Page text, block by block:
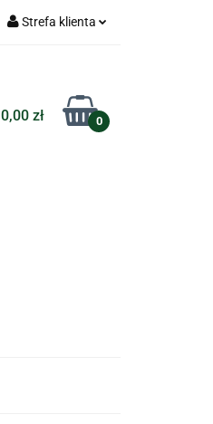
Strefa klienta
Zarejestruj się
Dodaj zgłoszenie
0,00 zł 0